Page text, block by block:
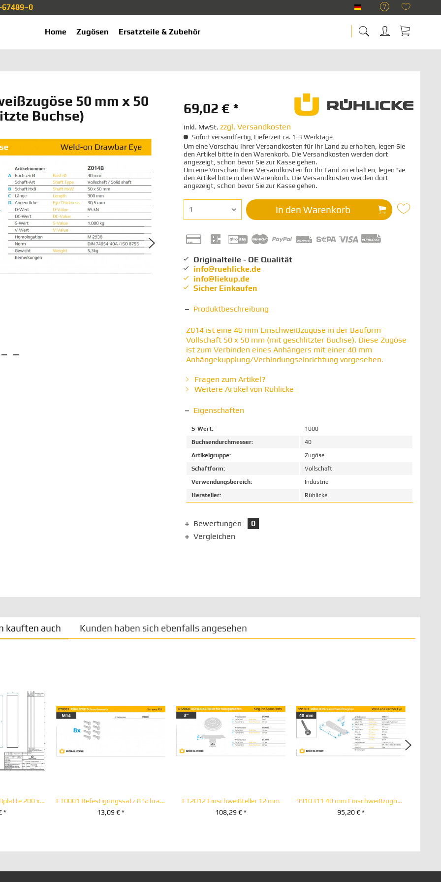
RÜHLICKE Deutsch
Home
Zugösen Ersatzteile & Zubehör
50 mm x 50
Buchse)
69,02 € *
inkl. MwSt. zzgl. Versandkosten
Sofort versandfertig, Lieferzeit ca. 1-3 Werktage
Um eine Vorschau Ihrer Versandkosten für Ihr Land zu erhalten, legen Sie
den Artikel bitte in den Warenkorb. Die Versandkosten werden dort
angezeigt, schon bevor Sie zur Kasse gehen.
Um eine Vorschau Ihrer Versandkosten für Ihr Land zu erhalten, legen Sie
den Artikel bitte in den Warenkorb. Die Versandkosten werden dort
angezeigt, schon bevor Sie zur Kasse gehen.
In den Warenkorb
Originalteile - OE Qualität
info@ruehlicke.de
info@liekup.de
Sicher Einkaufen
Produktbeschreibung
Z014 ist eine 40 mm Einschweißzugöse in der Bauform
Vollschaft 50 x 50 mm (mit geschlitzter Buchse). Diese Zugöse
ist zum Verbinden eines Anhängers mit einer 40 mm
Anhängekupplung/Verbindungseinrichtung vorgesehen.
Fragen zum Artikel?
Weitere Artikel von Rühlicke
Eigenschaften
S-Wert:
1000
Buchsendurchmesser:
40
Artikelgruppe:
Zugöse
Schaftform:
Vollschaft
Verwendungsbereich:
Industrie
Hersteller:
Rühlicke
Bewertungen
0
Vergleichen
kauften auch Kunden haben sich ebenfalls angesehen
PSG00500 Anschweißplatte 200 x 190 x 40 mm
*
ET0001 Befestigungssatz 8 Schrauben M 14 x 30
13,09 € *
ET2012 Einschweißteller 12 mm
108,29 € *
9910311 40 mm Einschweißzugöse 65 x 60 Vollschaft
95,20 € *